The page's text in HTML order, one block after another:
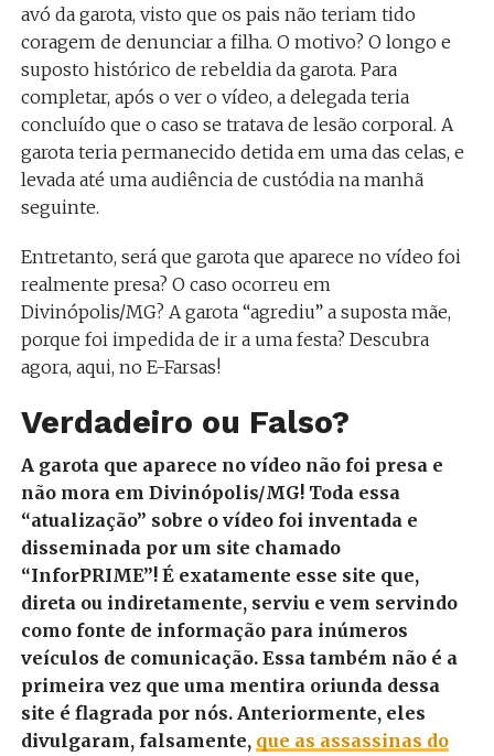
avó da garota, visto que os pais não teriam tido
coragem de denunciar a filha. O motivo? O longo e
suposto histórico de rebeldia da garota. Para
completar, após o ver o vídeo, a delegada teria
concluído que o caso se tratava de lesão corporal. A
garota teria permanecido detida em uma das celas, e
levada até uma audiência de custódia na manhã
seguinte.
Entretanto, será que garota que aparece no vídeo foi
realmente presa? O caso ocorreu em
Divinópolis/MG? A garota “agrediu” a suposta mãe,
porque foi impedida de ir a uma festa? Descubra
agora, aqui, no E-Farsas!
Verdadeiro ou Falso?
A garota que aparece no vídeo não foi presa e
não mora em Divinópolis/MG! Toda essa
“atualização” sobre o vídeo foi inventada e
disseminada por um site chamado
“InforPRIME”! É exatamente esse site que,
direta ou indiretamente, serviu e vem servindo
como fonte de informação para inúmeros
veículos de comunicação. Essa também não é a
primeira vez que uma mentira oriunda dessa
site é flagrada por nós. Anteriormente, eles
divulgaram, falsamente, que as assassinas do